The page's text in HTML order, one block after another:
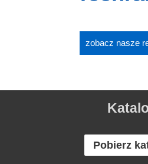
zobacz nasze
Pobierz